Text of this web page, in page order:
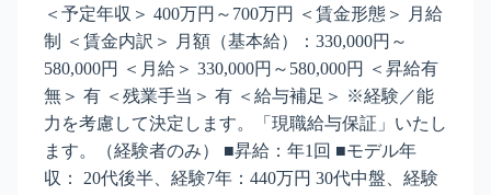
＜予定年収＞ 400万円～700万円 ＜賃金形態＞ 月給
制 ＜賃金内訳＞ 月額（基本給）：330,000円～
580,000円 ＜月給＞ 330,000円～580,000円 ＜昇給有
無＞ 有 ＜残業手当＞ 有 ＜給与補足＞ ※経験／能
力を考慮して決定します。「現職給与保証」いたし
ます。（経験者のみ） ■昇給：年1回 ■モデル年
収： 20代後半、経験7年：440万円 30代中盤、経験